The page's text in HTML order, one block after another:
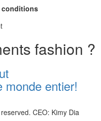
conditions
fashion ?
monde entier!
CEO: Kimy Dia